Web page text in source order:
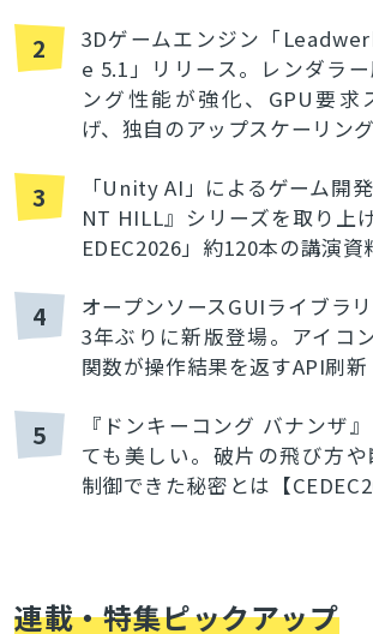
2
3Dゲームエンジン「
e 5.1」リリース。レンダラ
ング性能が強化、GPU要求
げ、独自のアップスケーリン
3
「Unity AI」によるゲーム開
NT HILL』シリーズを取り上
EDEC2026」約120本の講演資
4
オープンソースGUIライブラ
3年ぶりに新版登場。アイコ
関数が操作結果を返すAPI刷新
5
『ドンキーコング バナンザ
ても美しい。破片の飛び方
制御できた秘密とは【
連載・特集ピックアップ